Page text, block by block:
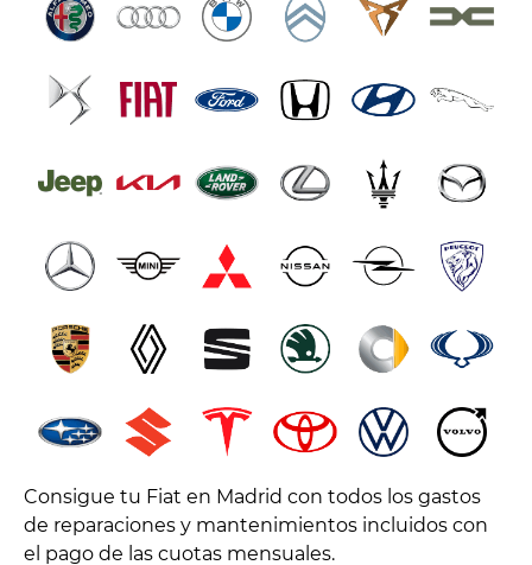
Consigue tu Fiat en Madrid con todos los gastos
de reparaciones y mantenimientos incluidos con
el pago de las cuotas mensuales.